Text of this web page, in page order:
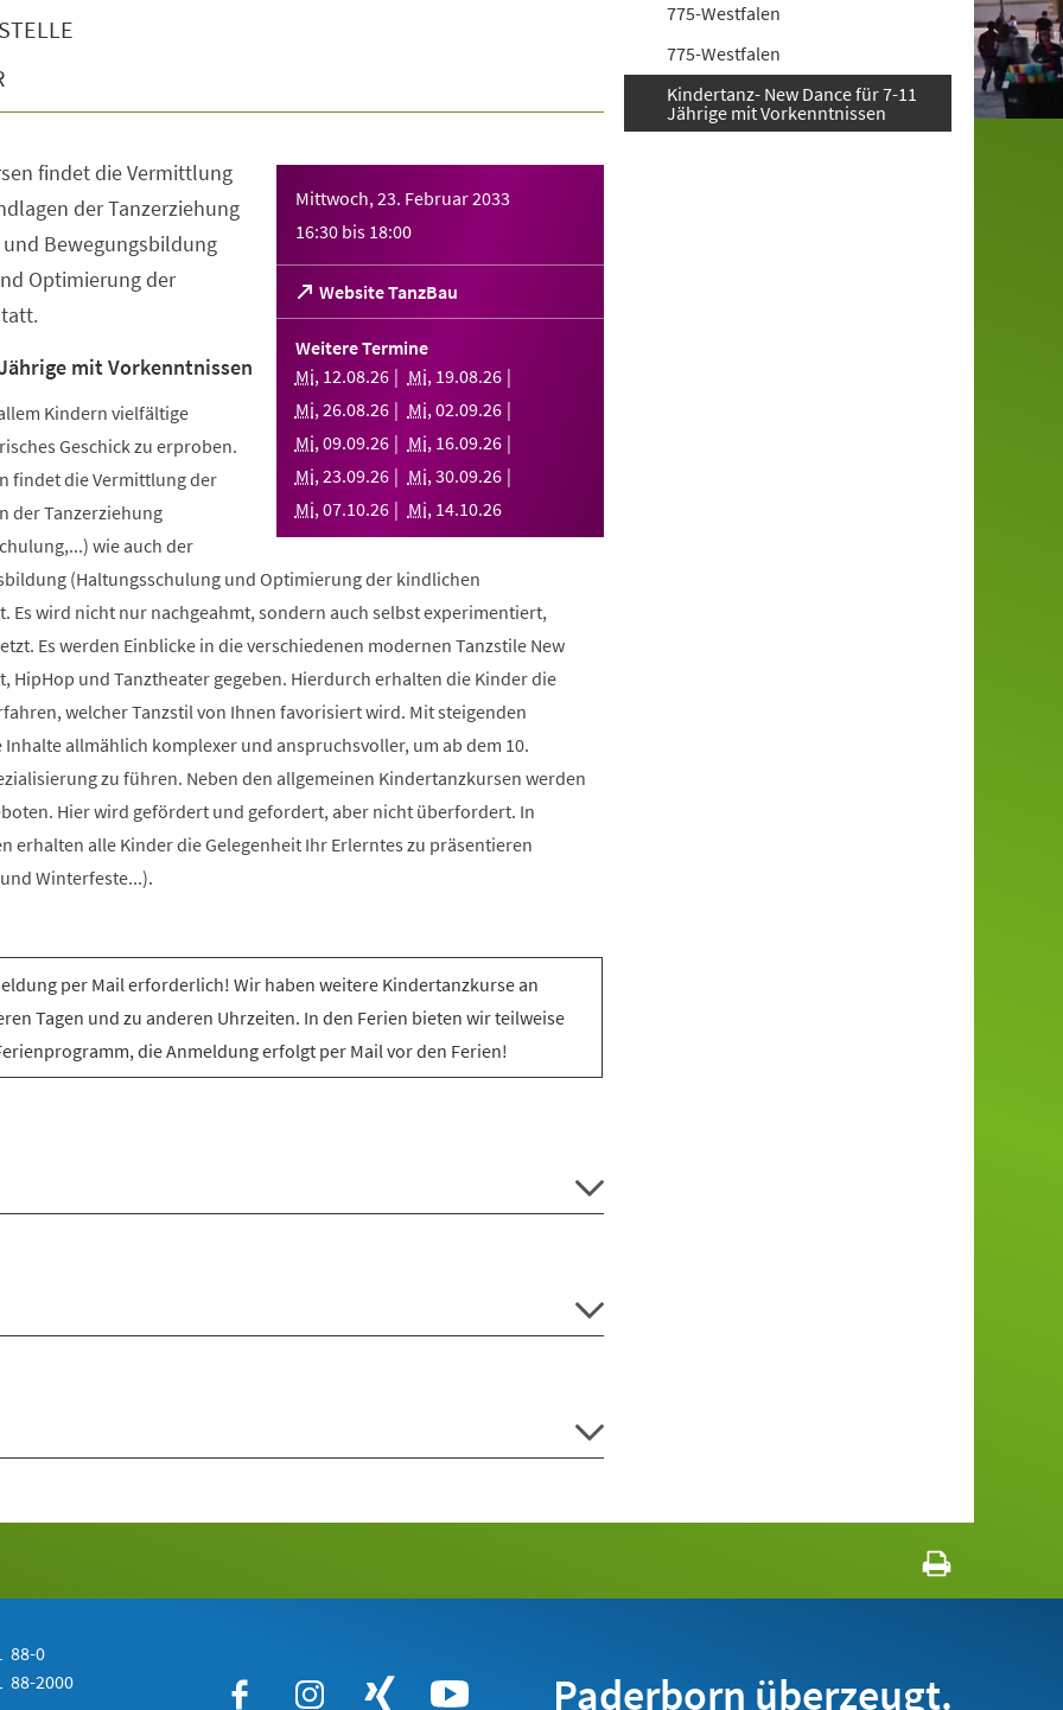
Mittwoch, 23. Februar 2033
16:30 bis 18:00
Website TanzBau
(Öffnet
in
einem
neuen
Tab)
Weitere Termine
Mi, 12.08.26 Mi, 19.08.26
Mi,26.08.26 Mi,02.09.26
Mi,09.09.26 Mi, 16.09.26
Mi,23.09.26 Mi,30.09.26
Mi,07.10.26 Mi, 14.10.26
findet die Vermittlung
der Tanzerziehung
Bewegungsbildung
Optimierung der
mit Vorkenntnissen
Kindern vielfältige
Geschick zu erproben.
findet die Vermittlung der
der Tanzerziehung
wie auch der
(Haltungsschulung und Optimierung der kindlichen
Es wird nicht nur nachgeahmt, sondern auch selbst experimentiert,
Es werden Einblicke in die verschiedenen modernen Tanzstile New
HipHop und Tanztheater gegeben. Hierdurch erhalten die Kinder die
welcher Tanzstil von Ihnen favorisiert wird. Mit steigenden
allmählich komplexer und anspruchsvoller, um ab dem 10.
zu führen. Neben den allgemeinen Kindertanzkursen werden
Hier wird gefördert und gefordert, aber nicht überfordert. In
erhalten alle Kinder die Gelegenheit Ihr Erlerntes zu präsentieren
Winterfeste...).
per Mail erforderlich! Wir haben weitere Kindertanzkurse an
Tagen und zu anderen Uhrzeiten. In den Ferien bieten wir teilweise
die Anmeldung erfolgt per Mail vor den Ferien!
775-Westfalen
775-Westfalen
Kindertanz- New Dance für 7-11
Jährige mit Vorkenntnissen
88-0
88-2000 Paderborn überzeugt.